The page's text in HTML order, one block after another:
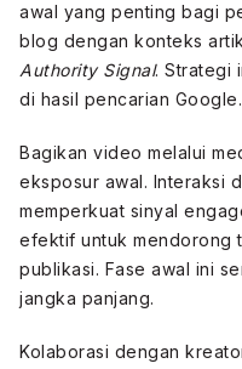
awal yang penting bagi
blog dengan konteks
Authority Signal. Strategi
di hasil pencarian Google.
Bagikan video melalui
eksposur awal. Interaksi
memperkuat sinyal
efektif untuk mendorong
publikasi. Fase awal ini
jangka panjang.
Kolaborasi dengan